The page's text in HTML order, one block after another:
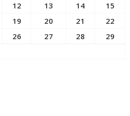
12 13 14
15
19 20 21
22
26 27 28
29